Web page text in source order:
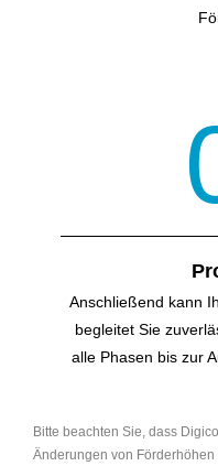
Anschließend kann
begleitet Sie
alle Phasen bis zur
Bitte beachten Sie, dass
Änderungen von